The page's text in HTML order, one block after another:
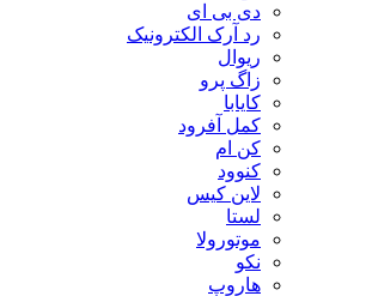
دی بی ای
رد آرک الکترونیک
ریوال
زاگ پرو
کایابا
کمل آفرود
کن ام
کنوود
لاین کیس
لستا
موتورولا
نکو
هاروپ